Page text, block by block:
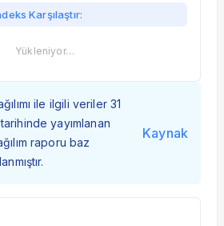
Karşılaştır:
Yükleniyor…
ile ilgili veriler 31
yayımlanan
raporu baz
Kaynak